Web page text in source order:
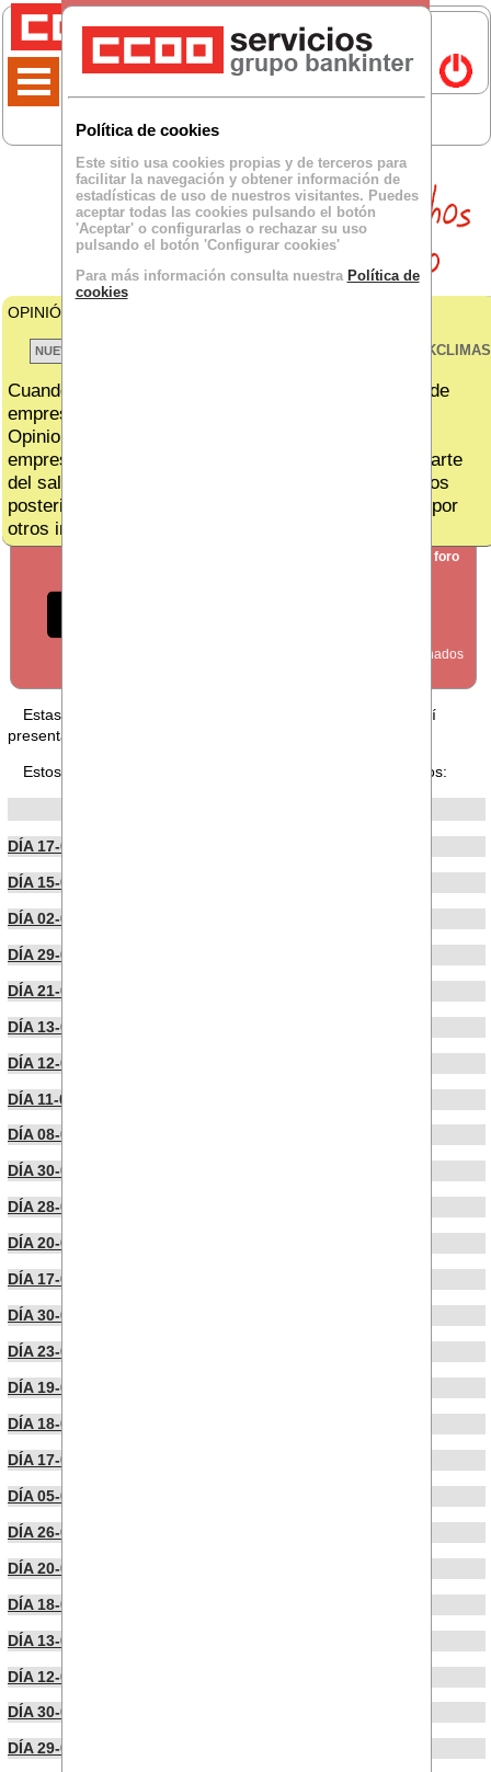
Política de cookies
Este sitio usa cookies propias y de terceros para
facilitar la navegación y obtener información de
estadísticas de uso de nuestros visitantes. Puedes
aceptar todas las cookies pulsando el botón
'Aceptar' o configurarlas o rechazar su uso
pulsando el botón 'Configurar cookies'
Para más información consulta nuestra Política de
cookies
OPINIÓN DE
VER TODOS LOS BKCLIMAS
Cuando te dicen que te suben el sueldo y ves el C. de
empresa...
Opinion IA de BK:´Por lo tanto, el complemento de
empresa no suma al final para consolidarse como parte
del salario base o como un derecho adquirido en años
posteriores,ya que es susceptible de ser absorbido por
otros incrementos(...)´
crear nuevo foro
Estas en nuestra sección FORO, puedes leer los foros aquí
presentados o publicar uno
Estos son los últimos foros publicados por nuestros usuarios:
DÍA 17-06-2026
DÍA 15-06-2026
DÍA 02-06-2026
DÍA 29-05-2026
DÍA 21-05-2026
DÍA 13-05-2026
DÍA 12-05-2026
DÍA 11-05-2026
DÍA 08-05-2026
DÍA 30-04-2026
DÍA 28-04-2026
DÍA 20-04-2026
DÍA 17-04-2026
DÍA 30-03-2026
DÍA 23-03-2026
DÍA 19-03-2026
DÍA 18-03-2026
DÍA 17-03-2026
DÍA 05-03-2026
DÍA 26-02-2026
DÍA 20-02-2026
DÍA 18-02-2026
DÍA 13-02-2026
DÍA 12-02-2026
DÍA 30-01-2026
DÍA 29-01-2026